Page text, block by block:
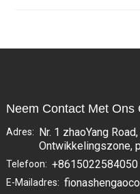
Neem Contact Met Ons
Adres:
Nr. 1 zhaoYang
Ontwikkelingszone,
Telefoon: +8615022584050
E-Mailadres: